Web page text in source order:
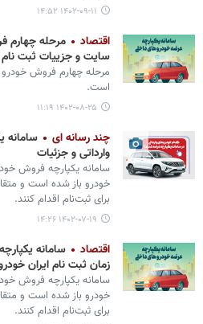
۱۴۰۲-۰۹-۱۱ ۱۴:۵۲
اقتصاد
مرحله چهارم
سایت و جزییات ثبت نام
مرحله چهارم فروش خودرو
است.
۱۴۰۲-۰۸-۲۵ ۱۱:۱۹
چند رسانه ای
سامانه
وارداتی و جزئیات
سامانه یکپارچه فروش
خودرو باز شده است و
برای ثبت‌نام اقدام کنند.
۱۴۰۲-۰۷-۱۹ ۱۴:۲۶
اقتصاد
سامانه
زمان ثبت نام ایران خودرو و
سامانه یکپارچه فروش
خودرو باز شده است و
برای ثبت‌نام اقدام کنند.